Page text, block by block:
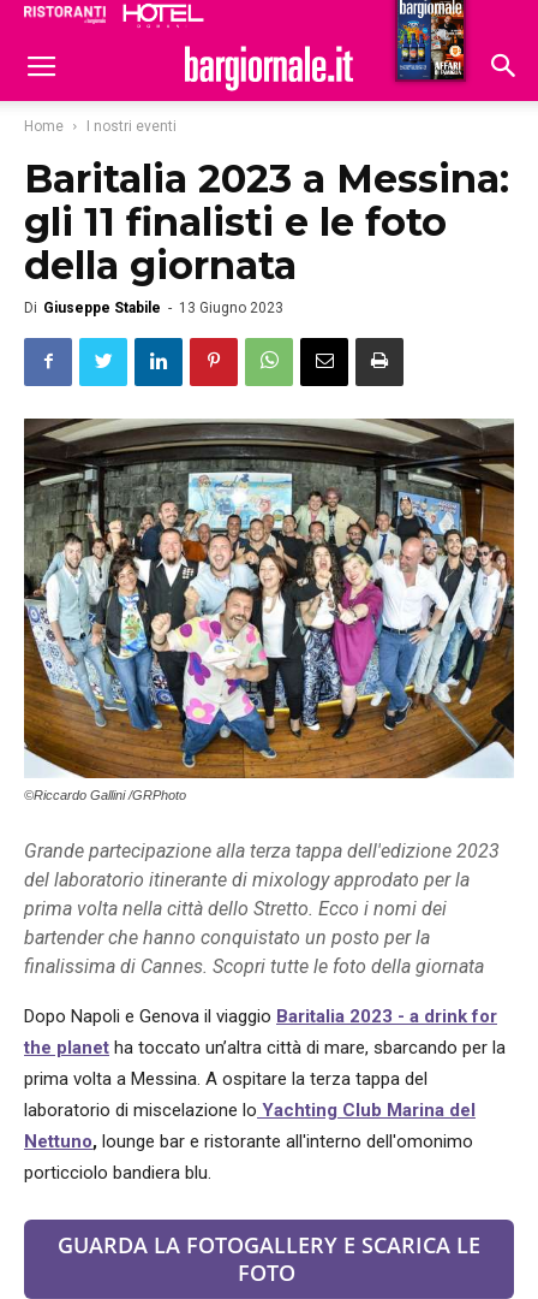
Hoteldomani
Home I nostri eventi
Baritalia 2023 a Messina:
gli 11 finalisti e le foto
della giornata
Di Giuseppe Stabile - 13 Giugno 2023
©Riccardo Gallini /GRPhoto
Grande partecipazione alla terza tappa dell'edizione 2023
del laboratorio itinerante di mixology approdato per la
prima volta nella città dello Stretto. Ecco i nomi dei
bartender che hanno conquistato un posto per la
finalissima di Cannes. Scopri tutte le foto della giornata
Dopo Napoli e Genova il viaggio Baritalia 2023 - a drink for
the planet ha toccato un’altra città di mare, sbarcando per la
prima volta a Messina. A ospitare la terza tappa del
laboratorio di miscelazione lo Yachting Club Marina del
Nettuno, lounge bar e ristorante all'interno dell'omonimo
porticciolo bandiera blu.
GUARDA LA FOTOGALLERY E SCARICA LE
FOTO